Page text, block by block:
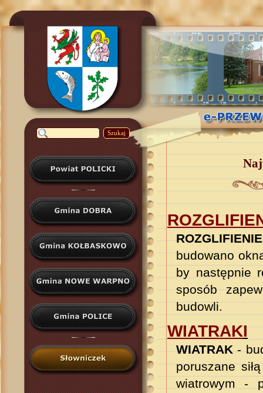
Szukaj
ROZGLIFIENIE
budowano
by następnie
sposób
budowli.
WIATRAKI
WIATRAK-
poruszane
wiatrowym -